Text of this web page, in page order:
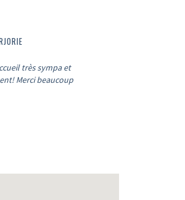
très sympa et
Merci beaucoup